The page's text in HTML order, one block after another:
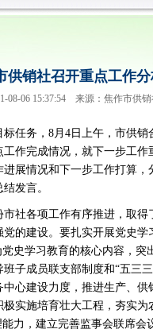
供销社召开重点工作
08-06 15:37:54 来源：焦作市供
务，8月4日上午，市供销
作完成情况，就下一步工作
展情况和下一步工作打算
发言。
社各项工作有序推进，取得
的建设。要扎实开展党史学
史学习教育的核心内容，
子成员联支部制度和“五三
心建设力度，推进生产、供
实施培育壮大工程，夯实
力，建立完善监事会联席